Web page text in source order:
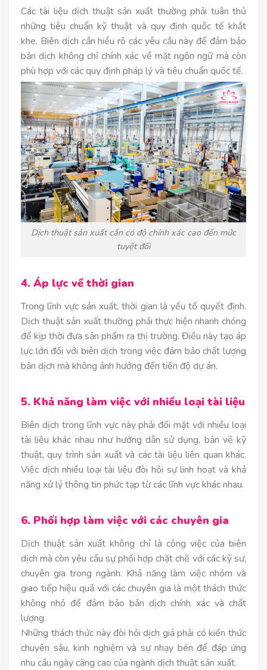
Các tài liệu dịch thuật sản xuất thường phải tuân thủ
những tiêu chuẩn kỹ thuật và quy định quốc tế khắt
khe. Biên dịch cần hiểu rõ các yêu cầu này để đảm bảo
bản dịch không chỉ chính xác về mặt ngôn ngữ mà còn
phù hợp với các quy định pháp lý và tiêu chuẩn quốc tế.
Dịch thuật sản xuất cần có độ chính xác cao đến mức
tuyệt đối
4. Áp lực về thời gian
Trong lĩnh vực sản xuất, thời gian là yếu tố quyết định.
Dịch thuật sản xuất thường phải thực hiện nhanh chóng
để kịp thời đưa sản phẩm ra thị trường. Điều này tạo áp
lực lớn đối với biên dịch trong việc đảm bảo chất lượng
bản dịch mà không ảnh hưởng đến tiến độ dự án.
5. Khả năng làm việc với nhiều loại tài liệu
Biên dịch trong lĩnh vực này phải đối mặt với nhiều loại
tài liệu khác nhau như hướng dẫn sử dụng, bản vẽ kỹ
thuật, quy trình sản xuất và các tài liệu liên quan khác.
Việc dịch nhiều loại tài liệu đòi hỏi sự linh hoạt và khả
năng xử lý thông tin phức tạp từ các lĩnh vực khác nhau.
6. Phối hợp làm việc với các chuyên gia
Dịch thuật sản xuất không chỉ là công việc của biên
dịch mà còn yêu cầu sự phối hợp chặt chẽ với các kỹ sư,
chuyên gia trong ngành. Khả năng làm việc nhóm và
giao tiếp hiệu quả với các chuyên gia là một thách thức
không nhỏ để đảm bảo bản dịch chính xác và chất
lượng.
Những thách thức này đòi hỏi dịch giả phải có kiến thức
chuyên sâu, kinh nghiệm và sự nhạy bén để đáp ứng
nhu cầu ngày càng cao của ngành dịch thuật sản xuất.